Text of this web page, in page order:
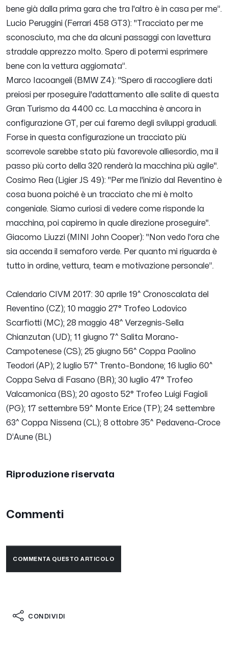
bene già dalla prima gara che tra l'altro è in casa per me”.
Lucio Peruggini (Ferrari 458 GT3): "Tracciato per me
sconosciuto, ma che da alcuni passaggi con lavettura
stradale apprezzo molto. Spero di potermi esprimere
bene con la vettura aggiornata”.
Marco Iacoangeli (BMW Z4): "Spero di raccogliere dati
preiosi per rposeguire l'adattamento alle salite di questa
Gran Turismo da 4400 cc. La macchina è ancora in
configurazione GT, per cui faremo degli sviluppi graduali.
Forse in questa configurazione un tracciato più
scorrevole sarebbe stato più favorevole allìesordio, ma il
passo più corto della 320 renderà la macchina più agile".
Cosimo Rea (Ligier JS 49): " Per me l'inizio dal Reventino è
cosa buona poiché è un tracciato che mi è molto
congeniale. Siamo curiosi di vedere come risponde la
macchina, poi capiremo in quale direzione proseguire".
Giacomo Liuzzi (MINI John Cooper): " Non vedo l'ora che
sia accenda il semaforo verde. Per quanto mi riguarda è
tutto in ordine, vettura, team e motivazione personale”.
Calendario CIVM 2017: 30 aprile 19^ Cronoscalata del
Reventino (CZ); 10 maggio 27° Trofeo Lodovico
Scarfiotti (MC); 28 maggio 48^ Verzegnis-Sella
Chianzutan (UD); 11 giugno 7^ Salita Morano-
Campotenese (CS); 25 giugno 56^ Coppa Paolino
Teodori (AP); 2 luglio 57^ Trento-Bondone; 16 luglio 60^
Coppa Selva di Fasano (BR); 30 luglio 47° Trofeo
Valcamonica (BS); 20 agosto 52° Trofeo Luigi Fagioli
(PG); 17 settembre 59^ Monte Erice (TP); 24 settembre
63^ Coppa Nissena (CL); 8 ottobre 35^ Pedavena-Croce
D’Aune (BL)
Riproduzione riservata
Commenti
COMMENTA QUESTO ARTICOLO
CONDIVIDI